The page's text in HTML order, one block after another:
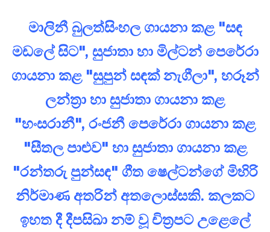
මාලිනී බුලත්සිංහල ගායනා කළ "සඳ
මඩලේ සිට", සුජාතා හා මිල්ටන් පෙරේරා
ගායනා කළ "සුපුන් සඳක් නැගීලා", හරූන්
ලන්ත්‍රා හා සුජාතා ගායනා කළ
"හංසරානී", රංජනී පෙරේරා ගායනා කළ
"සීතල පාළුව" හා සුජාතා ගායනා කළ
"රන්තරු පුන්සඳ" ගීත ෂෙල්ටන්ගේ මිහිරි
නිර්මාණ අතරින් අතලොස්සකි. කලකට
ඉහත දී දීපසිඛා නම් වූ චිත්‍රපට උළෙලේ